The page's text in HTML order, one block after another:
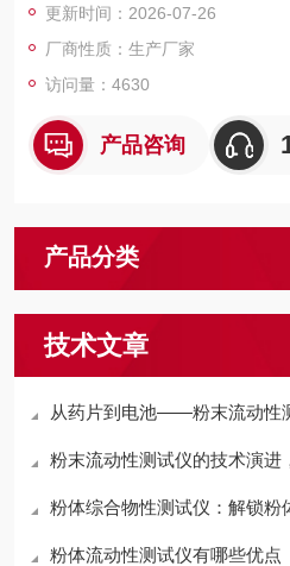
更新时间：2026-07-26
厂商性质：生产厂家
访问量：4630
产品咨询
产品分类
技术文章
从药片到电池——粉末流动性
粉末流动性测试仪的技术演进
粉体综合物性测试仪：解锁粉
粉体流动性测试仪有哪些优点